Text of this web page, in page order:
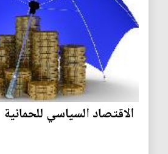
الاقتصاد السياسي للحمائية